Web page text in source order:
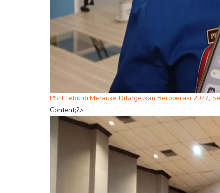
PSN Tebu di Merauke Ditargetkan Beroperasi 2027,
Content;?>